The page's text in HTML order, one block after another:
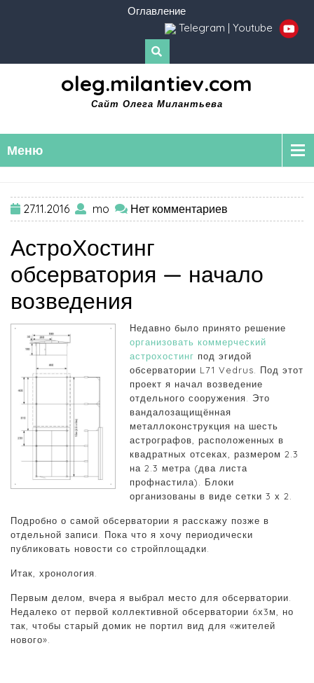
Оглавление
Telegram | Youtube
oleg.milantiev.com
Сайт Олега Милантьева
Меню
27.11.2016 mo Нет комментариев
АстроХостинг
обсерватория — начало
возведения
Недавно было принято решение
организовать коммерческий
астрохостинг под эгидой
обсерватории L71 Vedrus. Под этот
проект я начал возведение
отдельного сооружения. Это
вандалозащищённая
металлоконструкция на шесть
астрографов, расположенных в
квадратных отсеках, размером 2.3
на 2.3 метра (два листа
профнастила). Блоки
организованы в виде сетки 3 х 2.
Подробно о самой обсерватории я расскажу позже в
отдельной записи. Пока что я хочу периодически
публиковать новости со стройплощадки.
Итак, хронология.
Первым делом, вчера я выбрал место для обсерватории.
Недалеко от первой коллективной обсерватории 6х3м, но
так, чтобы старый домик не портил вид для «жителей
нового».